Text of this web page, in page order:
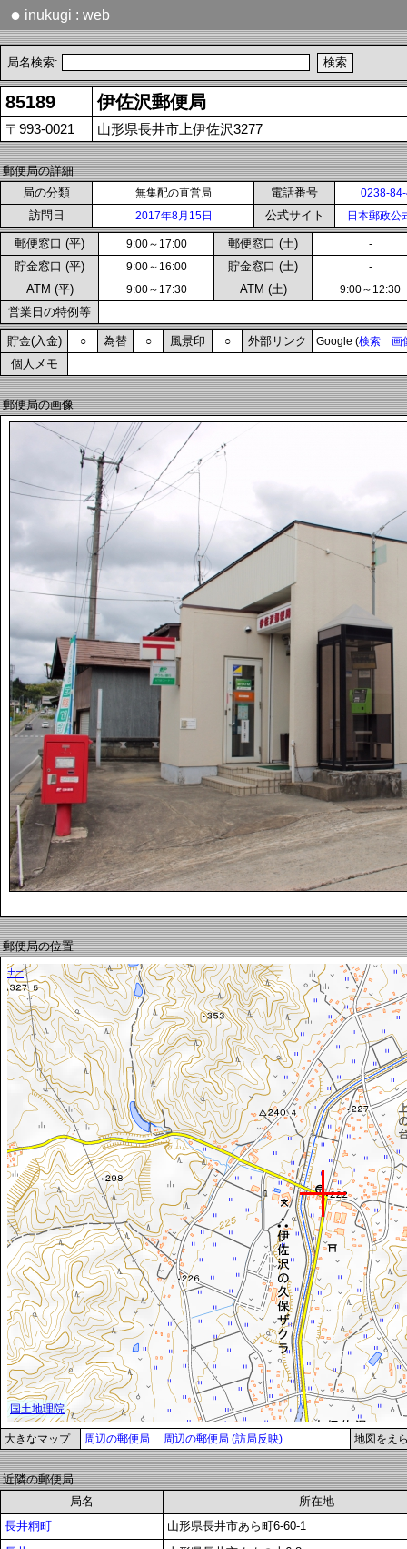
● inukugi : web
局名検索:
85189 伊佐沢郵便局
〒993-0021 山形県長井市上伊佐沢3277
郵便局の詳細
局の分類
無集配の直営局 電話番号 0238-
訪問日 2017年8月15日 公式サイト 日本郵政公
郵便窓口 (平) 9:00～17:00 郵便窓口 (土) -
貯金窓口 (平) 9:00～16:00 貯金窓口 (土) -
ATM (平) 9:00～17:30 ATM (土) 9:00～12:30
営業日の特例等
貯金(入金) ○ 為替 ○ 風景印 ○ 外部リンク Google (検索 画
個人メモ
郵便局の画像
郵便局の位置
大きなマップ 周辺の郵便局 周辺の郵便局 (訪局反映) 地図をえ
近隣の郵便局
局名
所在地
長井粡町
山形県長井市あら町6-60-1